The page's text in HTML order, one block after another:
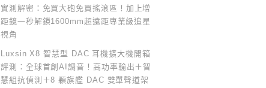
實測解密：免買大砲免買搖滾區！加上增
距鏡一秒解鎖1600mm超遠距專業級追星
視角
Luxsin X8 智慧型 DAC 耳機擴大機開箱
評測：全球首創AI調音！高功率輸出＋智
慧組抗偵測＋8 顆旗艦 DAC 雙單聲道架